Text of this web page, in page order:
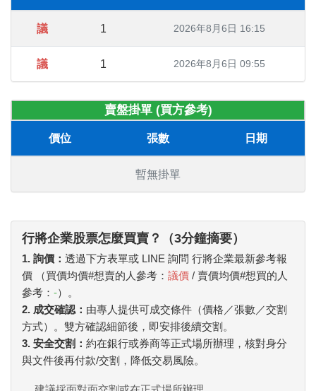
議 1 2026年8月6日 16:15
議 1 2026年8月6日 09:55
賣盤掛單 (買方參考)
價位 張數 日期
暫無掛單
行將企業股票怎麼買賣？（3分鐘摘要）
1. 詢價： 透過下方表單或 LINE 詢問 行將企業最新參考報
價 （買價均價#想賣的人參考： 議價 / 賣價均價#想買的人
參考： -）。
2. 成交確認： 由專人提供可成交條件（價格／張數／交割
方式）。雙方確認細節後，即安排後續交割。
3. 安全交割： 約在銀行或券商等正式場所辦理，核對身分
與文件後再付款/交割，降低交易風險。